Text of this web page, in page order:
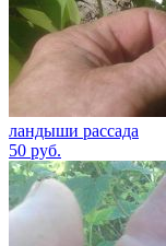
ландыши рассада
50 руб.